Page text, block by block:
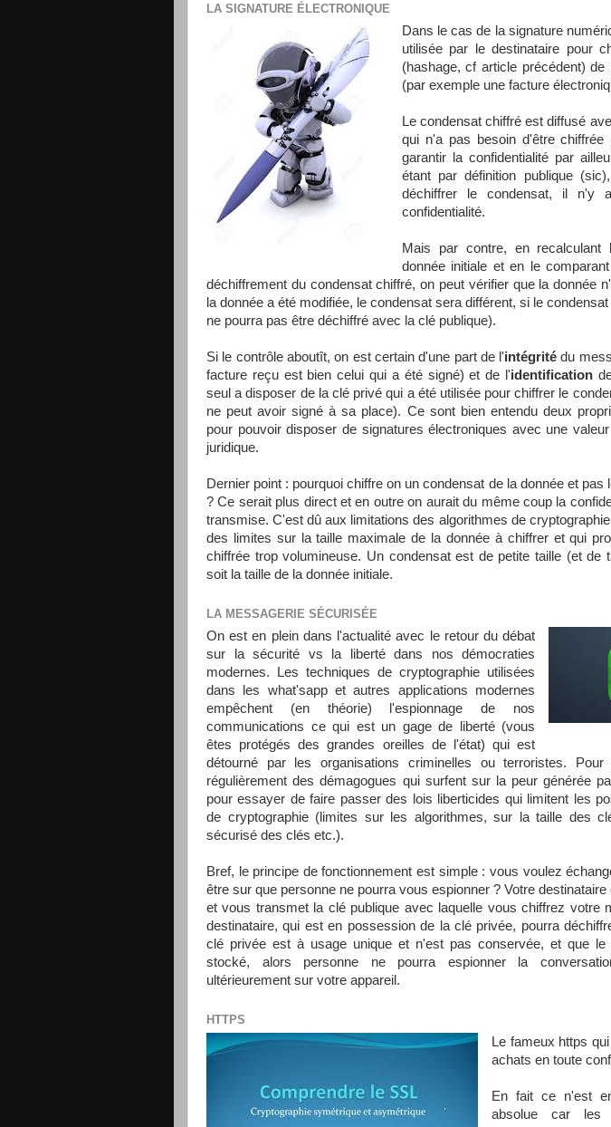
LA SIGNATURE ÉLECTRONIQUE
Dans le cas de la signature
utilisée par le destinataire pour
(hashage, cf article précédent)
(par exemple une facture
Le condensat chiffré est diffusé
qui n'a pas besoin d'être
garantir la confidentialité par
étant par définition publique
déchiffrer le condensat, il n'y
confidentialité.
Mais par contre, en recalculant
donnée initiale et en le
déchiffrement du condensat chiffré, on peut vérifier que la donnée
la donnée a été modifiée, le condensat sera différent, si le
ne pourra pas être déchiffré avec la clé publique).
Si le contrôle aboutît, on est certain d'une part de l'intégrité du
facture reçu est bien celui qui a été signé) et de l'identification
seul a disposer de la clé privé qui a été utilisée pour chiffrer le
ne peut avoir signé à sa place). Ce sont bien entendu deux
pour pouvoir disposer de signatures électroniques avec une
juridique.
Dernier point : pourquoi chiffre on un condensat de la donnée et pas
? Ce serait plus direct et en outre on aurait du même coup la
transmise. C'est dû aux limitations des algorithmes de
des limites sur la taille maximale de la donnée à chiffrer et qui
chiffrée trop volumineuse. Un condensat est de petite taille (et de
soit la taille de la donnée initiale.
LA MESSAGERIE SÉCURISÉE
On est en plein dans l'actualité avec le retour du débat
sur la sécurité vs la liberté dans nos démocraties
modernes. Les techniques de cryptographie utilisées
dans les what'sapp et autres applications modernes
empêchent (en théorie) l'espionnage de nos
communications ce qui est un gage de liberté (vous
êtes protégés des grandes oreilles de l'état) qui est
détourné par les organisations criminelles ou terroristes.
régulièrement des démagogues qui surfent sur la peur générée
pour essayer de faire passer des lois liberticides qui limitent les
de cryptographie (limites sur les algorithmes, sur la taille des
sécurisé des clés etc.).
Bref, le principe de fonctionnement est simple : vous voulez
être sur que personne ne pourra vous espionner ? Votre
et vous transmet la clé publique avec laquelle vous chiffrez votre
destinataire, qui est en possession de la clé privée, pourra
clé privée est à usage unique et n'est pas conservée, et que le
stocké, alors personne ne pourra espionner la
ultérieurement sur votre appareil.
HTTPS
Le fameux https
achats en toute
En fait ce n'est
absolue car les